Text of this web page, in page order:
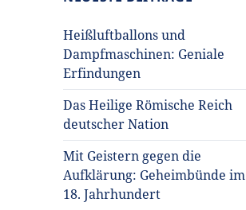
Heißluftballons und
Dampfmaschinen: Geniale
Erfindungen
Das Heilige Römische Reich
deutscher Nation
Mit Geistern gegen die
Aufklärung: Geheimbünde im
18. Jahrhundert